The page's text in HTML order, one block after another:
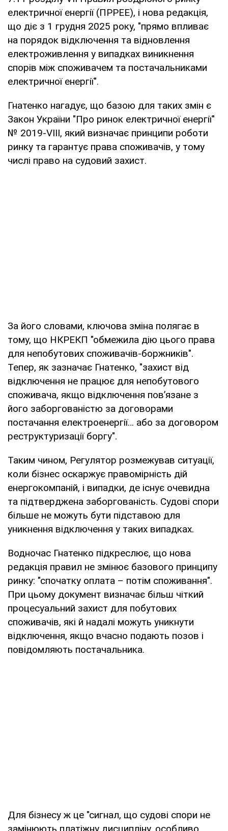
електричної енергії (ПРРЕЕ), і нова редакція,
що діє з 1 грудня 2025 року, "прямо впливає
на порядок відключення та відновлення
електроживлення у випадках виникнення
спорів між споживачем та постачальниками
електричної енергії".
Гнатенко нагадує, що базою для таких змін є
Закон України "Про ринок електричної енергії"
№ 2019-VIII, який визначає принципи роботи
ринку та гарантує права споживачів, у тому
числі право на судовий захист.
За його словами, ключова зміна полягає в
тому, що НКРЕКП "обмежила дію цього права
для непобутових споживачів-боржників".
Тепер, як зазначає Гнатенко, "захист від
відключення не працює для непобутового
споживача, якщо відключення пов’язане з
його заборгованістю за договорами
постачання електроенергії… або за договором
реструктуризації боргу".
Таким чином, Регулятор розмежував ситуації,
коли бізнес оскаржує правомірність дій
енергокомпаній, і випадки, де існує очевидна
та підтверджена заборгованість. Судові спори
більше не можуть бути підставою для
уникнення відключення у таких випадках.
Водночас Гнатенко підкреслює, що нова
редакція правил не змінює базового принципу
ринку: "спочатку оплата – потім споживання".
При цьому документ визначає більш чіткий
процесуальний захист для побутових
споживачів, які й надалі можуть уникнути
відключення, якщо вчасно подають позов і
повідомляють постачальника.
Для бізнесу ж це "сигнал, що судові спори не
замінюють платіжну дисципліну, особливо